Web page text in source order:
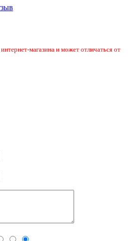
магазина и может отличаться от